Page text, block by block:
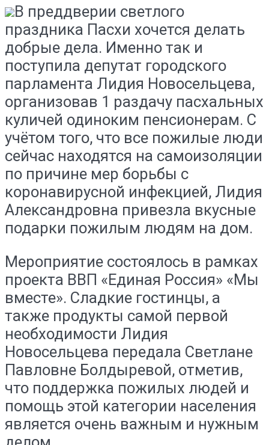
В преддверии светлого
праздника Пасхи хочется делать
добрые дела. Именно так и
поступила депутат городского
парламента Лидия Новосельцева,
организовав 1 раздачу пасхальных
куличей одиноким пенсионерам. С
учётом того, что все пожилые люди
сейчас находятся на самоизоляции
по причине мер борьбы с
коронавирусной инфекцией, Лидия
Александровна привезла вкусные
подарки пожилым людям на дом.
Мероприятие состоялось в рамках
проекта ВВП «Единая Россия» «Мы
вместе». Сладкие гостинцы, а
также продукты самой первой
необходимости Лидия
Новосельцева передала Светлане
Павловне Болдыревой, отметив,
что поддержка пожилых людей и
помощь этой категории населения
является очень важным и нужным